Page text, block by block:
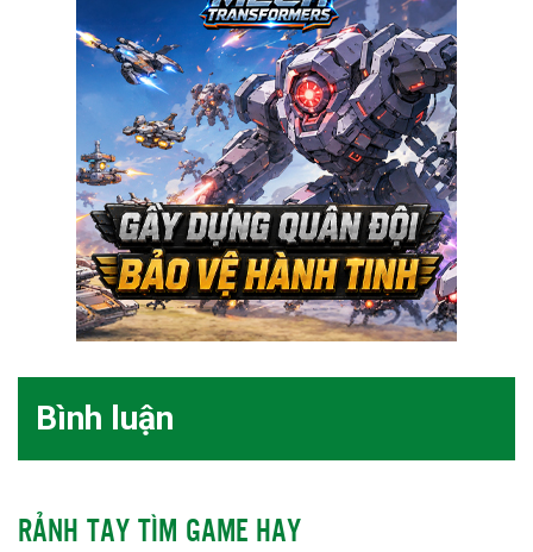
Bình luận
RẢNH TAY TÌM GAME HAY